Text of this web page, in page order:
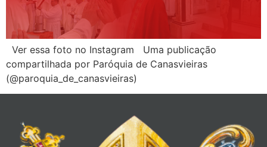
Ver essa foto no Instagram Uma publicação
compartilhada por Paróquia de Canasvieiras
(@paroquia_de_canasvieiras)